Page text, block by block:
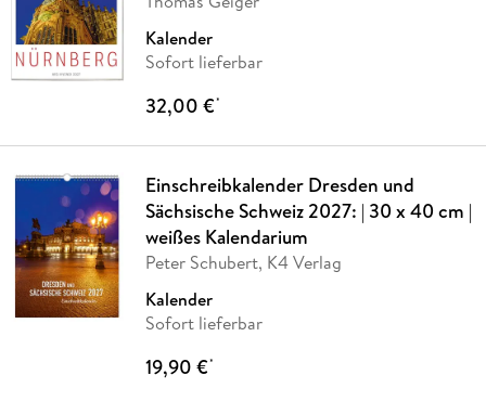
Kalender
Sofort lieferbar
32,00 €*
Einschreibkalender Dresden und
Sächsische Schweiz 2027: | 30 x 40 cm |
weißes Kalendarium
Peter Schubert, K4 Verlag
Kalender
Sofort lieferbar
19,90 €*